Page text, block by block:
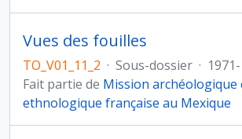
Vues des fouilles
TO_V01_11_2 · Sous-dossier ·
Fait partie de Mission archéologique
ethnologique française au Mexique